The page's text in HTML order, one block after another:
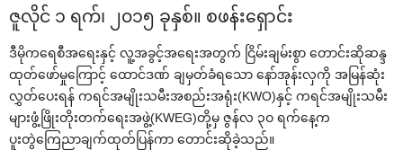
ဇူလိုင် ၁ ရက်၊ ၂၀၁၅ ခုနှစ်။ စဖန်း‌ရှောင်း
ဒီမိုက‌ရေစီအ‌ရေးနှင့် လူ့အခွင့်အ‌ရေးအတွက် ငြိမ်းချမ်းစွာ ‌တောင်းဆိုဆန္ဒ
ထုတ်‌ဖော်မှု‌ကြောင့် ‌ထောင်ဒဏ် ချမှတ်ခံရ‌သော ‌နော်အုန်းလှကို အမြန်ဆုံး
လွှတ်‌ပေးရန် ကရင်အမျိုးသမီးအစည်းအရုံး(KWO)နှင့် ကရင်အမျိုးသမီး
များဖွံ့ဖြိုးတိုးတက်‌ရေးအဖွဲ့(KWEG)တို့မှ ဇွန်လ ၃ဝ ရက်‌နေ့က
ပူးတွဲ‌ကြေညာချက်ထုတ်ပြန်ကာ ‌တောင်းဆိုခဲ့သည်။